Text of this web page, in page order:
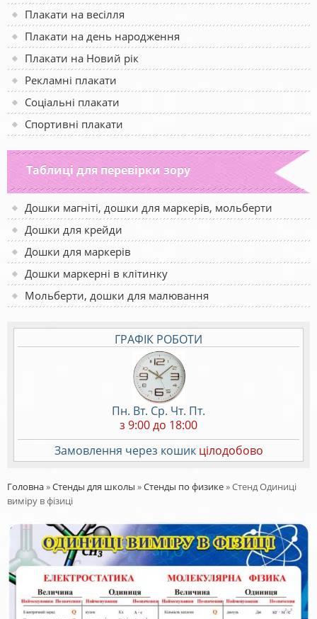
Плакати на весілля
Плакати на день народження
Плакати на Новий рік
Рекламні плакати
Соціальні плакати
Спортивні плакати
Таблиці для перевірки зору
Дошки магніті, дошки для маркерів, мольберти
Дошки для крейди
Дошки для маркерів
Дошки маркерні в клітинку
Мольберти, дошки для малювання
ГРАФІК РОБОТИ
Пн. Вт. Ср. Чт. Пт.
з 9:00 до 18:00
Замовлення через кошик цілодобово
Головна»Стенды для школы »Стенды по физике»Стенд Одиниці
виміру в фізиці